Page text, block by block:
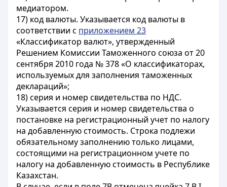
медиатором.
17) код валюты. Указывается код валюты в
соответствии с приложением 23
«Классификатор валют», утвержденный
Решением Комиссии Таможенного союза от 20
сентября 2010 года № 378 «О классификаторах,
используемых для заполнения таможенных
деклараций»;
18) серия и номер свидетельства по НДС.
Указывается серия и номер свидетельства о
постановке на регистрационный учет по налогу
на добавленную стоимость. Строка подлежи
обязательному заполнению только лицами,
состоящими на регистрационном учете по
налогу на добавленную стоимость в Республике
Казахстан.